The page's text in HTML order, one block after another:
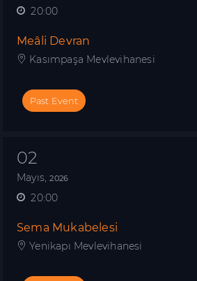
20:00
Meâli Devran
Kasımpaşa Mevlevihanesi
Past Event
02
Mayıs,2026
20:00
Sema Mukabelesi
Yenikapı Mevlevihanesi